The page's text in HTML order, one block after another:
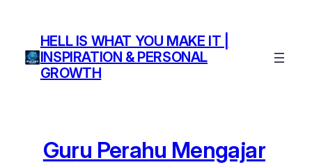
HELL IS WHAT YOU MAKE IT |
INSPIRATION & PERSONAL
GROWTH
Guru Perahu Mengajar